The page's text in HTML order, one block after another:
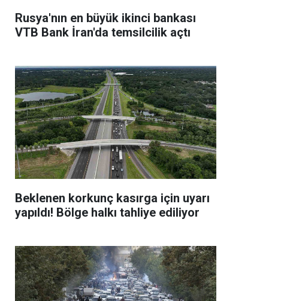
Rusya'nın en büyük ikinci bankası
VTB Bank İran'da temsilcilik açtı
Beklenen korkunç kasırga için uyarı
yapıldı! Bölge halkı tahliye ediliyor